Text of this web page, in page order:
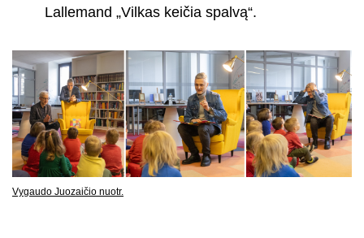
Lallemand „Vilkas keičia spalvą“.
Vygaudo Juozaičio nuotr.